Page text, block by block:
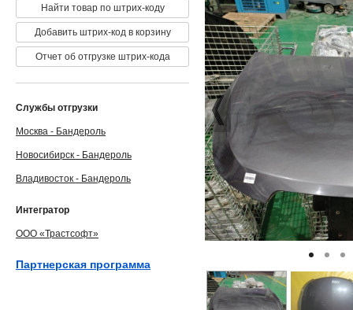
Найти товар по штрих-коду
Добавить штрих-код в корзину
Отчет об отгрузке штрих-кода
Службы отгрузки
Москва - Бандероль
Новосибирск - Бандероль
Владивосток - Бандероль
Интегратор
ООО «Трастсофт»
Партнерская программа